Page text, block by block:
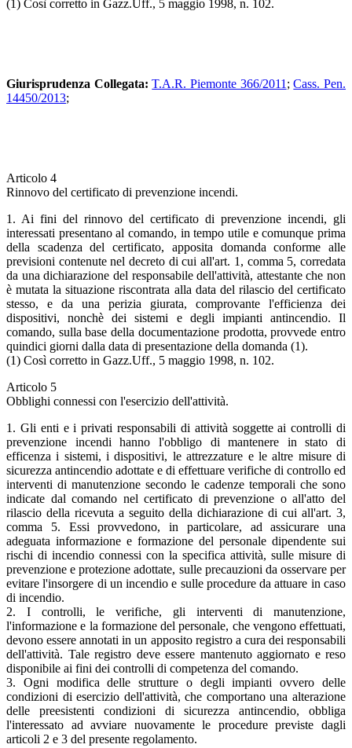
(1) Così corretto in Gazz.Uff., 5 maggio 1998, n. 102.
Giurisprudenza Collegata: T.A.R. Piemonte 366/2011 ;Cass. Pen.
14450/2013;
Articolo 4
Rinnovo del certificato di prevenzione incendi.
1. Ai fini del rinnovo del certificato di prevenzione incendi, gli
interessati presentano al comando, in tempo utile e comunque prima
della scadenza del certificato, apposita domanda conforme alle
previsioni contenute nel decreto di cui all'art. 1, comma 5, corredata
da una dichiarazione del responsabile dell'attività, attestante che non
è mutata la situazione riscontrata alla data del rilascio del certificato
stesso, e da una perizia giurata, comprovante l'efficienza dei
dispositivi, nonchè dei sistemi e degli impianti antincendio. Il
comando, sulla base della documentazione prodotta, provvede entro
quindici giorni dalla data di presentazione della domanda (1).
(1) Così corretto in Gazz.Uff., 5 maggio 1998, n. 102.
Articolo 5
Obblighi connessi con l'esercizio dell'attività.
1. Gli enti e i privati responsabili di attività soggette ai controlli di
prevenzione incendi hanno l'obbligo di mantenere in stato di
efficenza i sistemi, i dispositivi, le attrezzature e le altre misure di
sicurezza antincendio adottate e di effettuare verifiche di controllo ed
interventi di manutenzione secondo le cadenze temporali che sono
indicate dal comando nel certificato di prevenzione o all'atto del
rilascio della ricevuta a seguito della dichiarazione di cui all'art. 3,
comma 5. Essi provvedono, in particolare, ad assicurare una
adeguata informazione e formazione del personale dipendente sui
rischi di incendio connessi con la specifica attività, sulle misure di
prevenzione e protezione adottate, sulle precauzioni da osservare per
evitare l'insorgere di un incendio e sulle procedure da attuare in caso
di incendio.
2. I controlli, le verifiche, gli interventi di manutenzione,
l'informazione e la formazione del personale, che vengono effettuati,
devono essere annotati in un apposito registro a cura dei responsabili
dell'attività. Tale registro deve essere mantenuto aggiornato e reso
disponibile ai fini dei controlli di competenza del comando.
3. Ogni modifica delle strutture o degli impianti ovvero delle
condizioni di esercizio dell'attività, che comportano una alterazione
delle preesistenti condizioni di sicurezza antincendio, obbliga
l'interessato ad avviare nuovamente le procedure previste dagli
articoli 2 e 3 del presente regolamento.